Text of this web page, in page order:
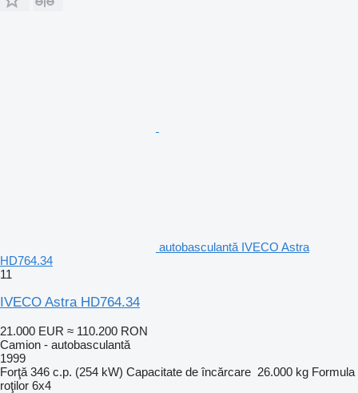
autobasculantă IVECO Astra
HD764.34
11
IVECO Astra HD764.34
21.000 EUR ≈ 110.200 RON
Camion - autobasculantă
1999
Forţă 346 c.p. (254 kW) Capacitate de încărcare 26.000 kg Formula
roţilor 6x4